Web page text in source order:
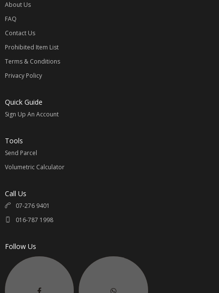
About Us
FAQ
Contact Us
Prohibited Item List
Terms & Conditions
Privacy Policy
Quick Guide
Sign Up An Account
Tools
Send Parcel
Volumetric Calculator
Call Us
07-276 9401
016-787 1998
Follow Us